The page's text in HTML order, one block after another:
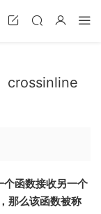
crossinline
个函数接收另一个
那么该函数被称